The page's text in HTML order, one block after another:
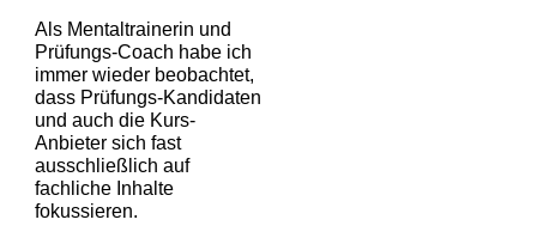
Als Mentaltrainerin und
Prüfungs-Coach habe ich
immer wieder beobachtet,
dass Prüfungs-Kandidaten
und auch die Kurs-
Anbieter sich fast
ausschließlich auf
fachliche Inhalte
fokussieren.